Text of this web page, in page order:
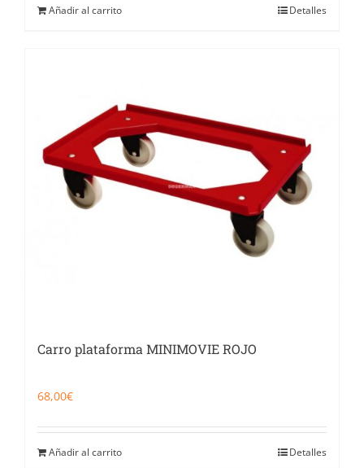
Añadir al carrito Detalles
Carro plataforma MINIMOVIE ROJO
68,00€
Añadir al carrito Detalles